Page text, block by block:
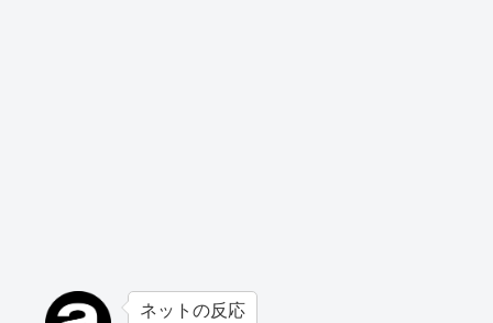
ネットの反応